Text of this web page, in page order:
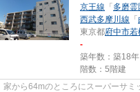
京王線 「 多磨霊
西武多摩川線 「
東京都府中市若
-
築年数：築18年
階数：5階建
家から64mのところにスーパーサ